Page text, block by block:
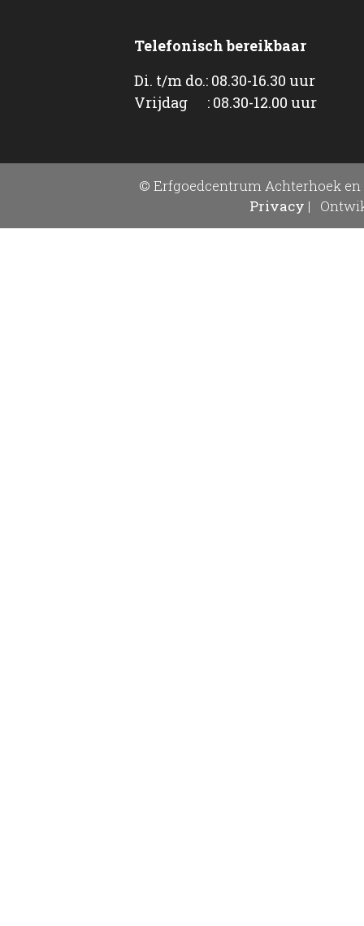
Telefonisch bereikbaar
Di. t/m do.: 08.30-16.30 uur
Vrijdag : 08.30-12.00 uur
© Erfgoedcentrum Achterhoek en
Privacy |